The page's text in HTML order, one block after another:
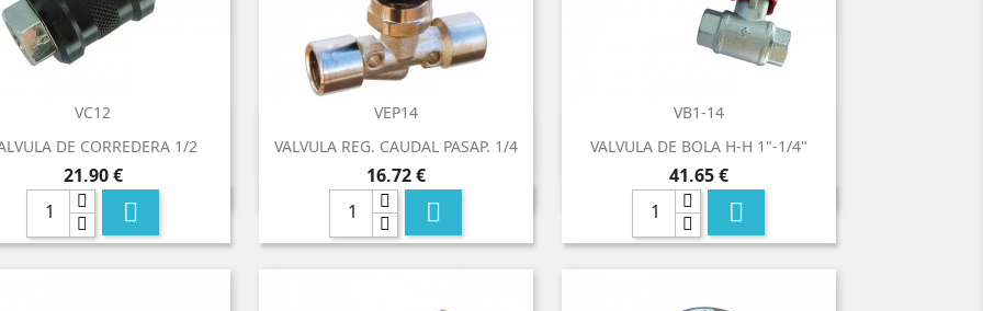
VC12
DE CORREDERA 1/2
Precio
21,90 €

 Vista rápida
VEP14
VALVULA REG. CAUDAL PASAP. 1/4
Precio
16,72 €

 Vista rápida
VB1-14
VALVULA DE BOLA H-H 1"-1/4"
Precio
41,65 €

 Vista rápida